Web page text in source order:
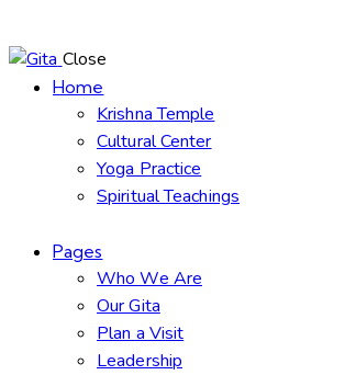
Close
Home
Krishna Temple
Cultural Center
Yoga Practice
Spiritual Teachings
Pages
Who We Are
Our Gita
Plan a Visit
Leadership